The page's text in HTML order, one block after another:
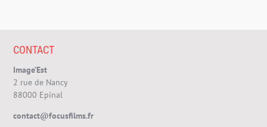
CONTACT
Image’Est
2 rue de Nancy
88000 Epinal
contact@focusfilms.fr